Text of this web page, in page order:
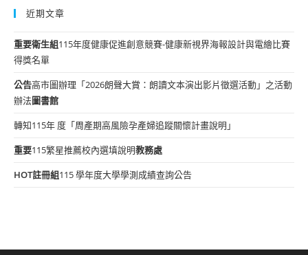
近期文章
重要衛生組115年度健康促進創意競賽-健康新視界海報設計與電繪比賽
得獎名單
公告高市圖辦理「2026朗聲大賞：朗讀文本演出影片徵選活動」之活動
辦法圖書館
轉知115年 度「周產期高風險孕產婦追蹤關懷計畫說明」
重要115繁星推薦校內選填說明教務處
HOT註冊組115 學年度大學學測成績查詢公告